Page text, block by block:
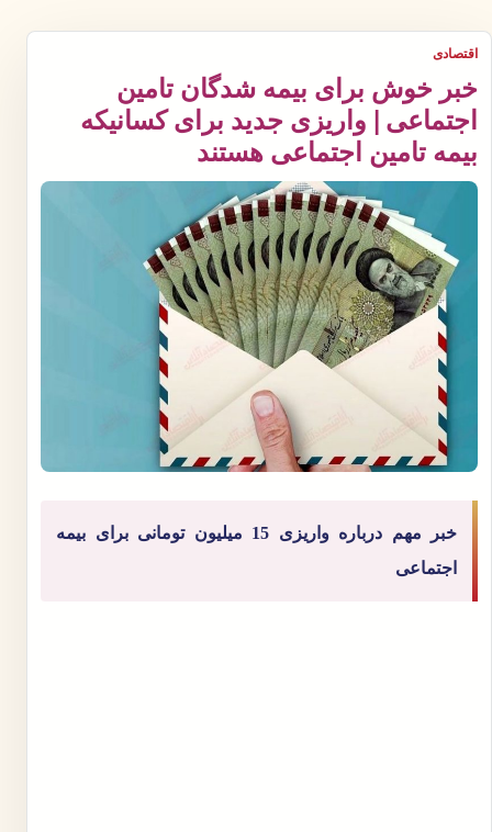
اقتصادی
خبر خوش برای بیمه شدگان تامین
اجتماعی | واریزی جدید برای کسانیکه
بیمه تامین اجتماعی هستند
خبر مهم درباره واریزی 15 میلیون تومانی برای بیمه
اجتماعی